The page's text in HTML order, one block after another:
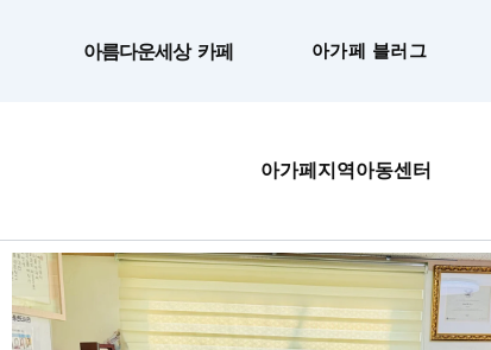
아가페 블러그
아름다운세상 카페
아가페지역아동센터